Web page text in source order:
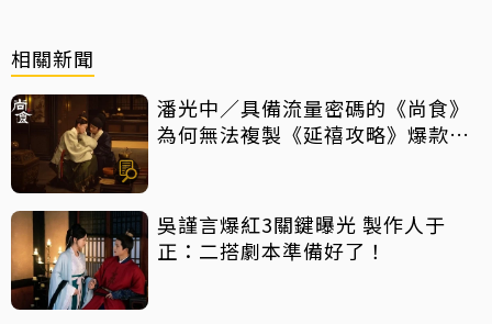
相關新聞
潘光中／具備流量密碼的《尚食》
為何無法複製《延禧攻略》爆款盛
吳謹言爆紅3關鍵曝光 製作人于
正：二搭劇本準備好了！